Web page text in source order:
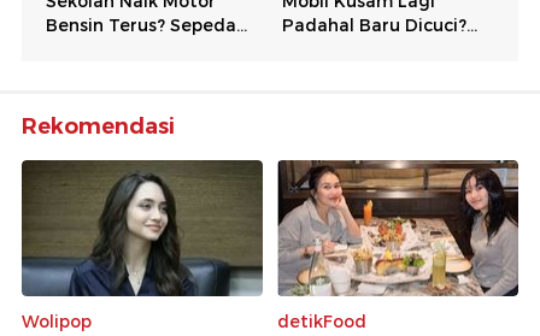
Rekomendasi
Wolipop
detikFood